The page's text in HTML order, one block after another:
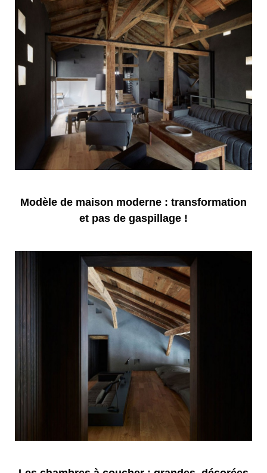
Modèle de maison moderne : transformation
et pas de gaspillage !